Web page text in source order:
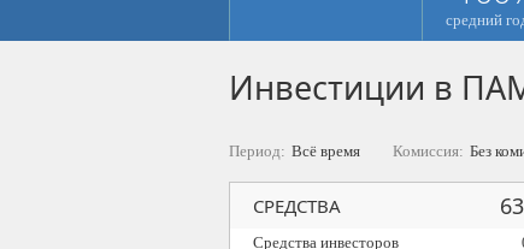
средний
Инвестиции в
Период: Всё время Комиссия: Без
СРЕДСТВА
Средства инвесторов